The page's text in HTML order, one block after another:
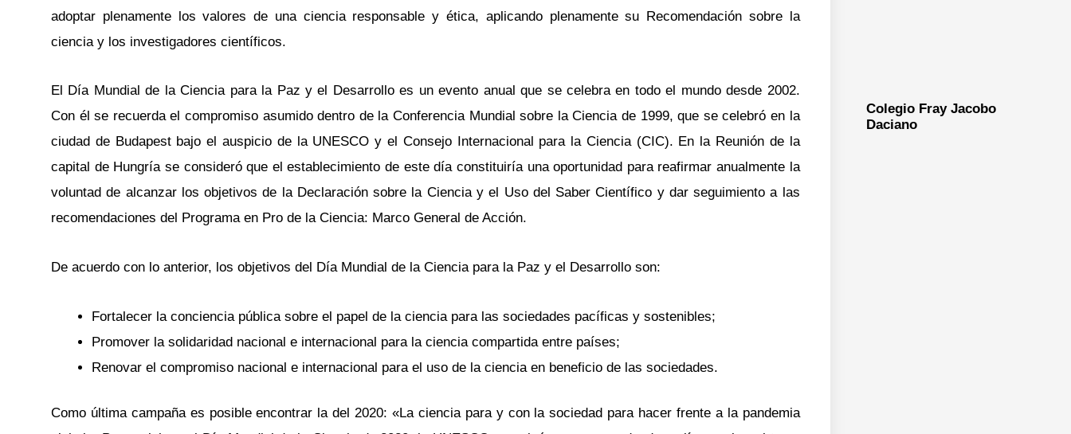
adoptar plenamente los valores de una ciencia responsable y ética, aplicando plenamente su Recomendación sobre la
ciencia y los investigadores científicos.
El Día Mundial de la Ciencia para la Paz y el Desarrollo es un evento anual que se celebra en todo el mundo desde 2002.
Con él se recuerda el compromiso asumido dentro de la Conferencia Mundial sobre la Ciencia de 1999, que se celebró en la
ciudad de Budapest bajo el auspicio de la UNESCO y el Consejo Internacional para la Ciencia (CIC). En la Reunión de la
capital de Hungría se consideró que el establecimiento de este día constituiría una oportunidad para reafirmar anualmente la
voluntad de alcanzar los objetivos de la Declaración sobre la Ciencia y el Uso del Saber Científico y dar seguimiento a las
recomendaciones del Programa en Pro de la Ciencia: Marco General de Acción.
De acuerdo con lo anterior, los objetivos del Día Mundial de la Ciencia para la Paz y el Desarrollo son:
Fortalecer la conciencia pública sobre el papel de la ciencia para las sociedades pacíficas y sostenibles;
Promover la solidaridad nacional e internacional para la ciencia compartida entre países;
Renovar el compromiso nacional e internacional para el uso de la ciencia en beneficio de las sociedades.
Como última campaña es posible encontrar la del 2020: «La ciencia para y con la sociedad para hacer frente a la pandemia
Colegio Fray Jacobo
Daciano